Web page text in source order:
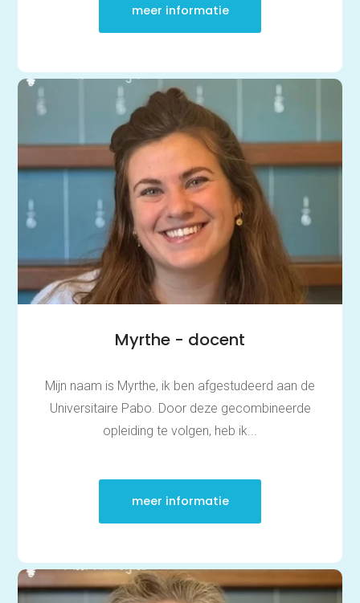
meer informatie
Myrthe - docent
Mijn naam is Myrthe, ik ben afgestudeerd aan de
Universitaire Pabo. Door deze gecombineerde
opleiding te volgen, heb ik...
meer informatie